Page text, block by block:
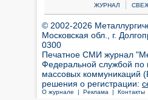
ЖУРНАЛ
|
© 2002-2026
Московская обл., г.
0300
Печатное СМИ журнал
Федеральной службой по
массовых коммуникаций
решения о регистрации:
О журнале | Реклама | Контакты